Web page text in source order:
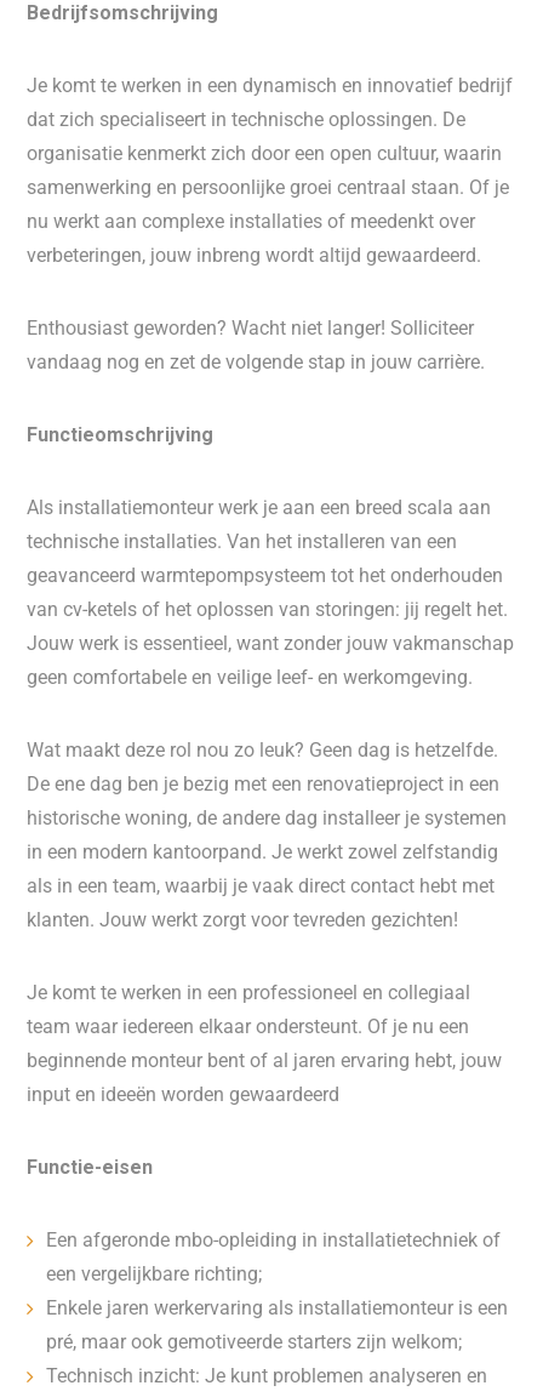
Bedrijfsomschrijving
Je komt te werken in een dynamisch en innovatief bedrijf
dat zich specialiseert in technische oplossingen. De
organisatie kenmerkt zich door een open cultuur, waarin
samenwerking en persoonlijke groei centraal staan. Of je
nu werkt aan complexe installaties of meedenkt over
verbeteringen, jouw inbreng wordt altijd gewaardeerd.
Enthousiast geworden? Wacht niet langer! Solliciteer
vandaag nog en zet de volgende stap in jouw carrière.
Functieomschrijving
Als installatiemonteur werk je aan een breed scala aan
technische installaties. Van het installeren van een
geavanceerd warmtepompsysteem tot het onderhouden
van cv-ketels of het oplossen van storingen: jij regelt het.
Jouw werk is essentieel, want zonder jouw vakmanschap
geen comfortabele en veilige leef- en werkomgeving.
Wat maakt deze rol nou zo leuk? Geen dag is hetzelfde.
De ene dag ben je bezig met een renovatieproject in een
historische woning, de andere dag installeer je systemen
in een modern kantoorpand. Je werkt zowel zelfstandig
als in een team, waarbij je vaak direct contact hebt met
klanten. Jouw werkt zorgt voor tevreden gezichten!
Je komt te werken in een professioneel en collegiaal
team waar iedereen elkaar ondersteunt. Of je nu een
beginnende monteur bent of al jaren ervaring hebt, jouw
input en ideeën worden gewaardeerd
Functie-eisen
Een afgeronde mbo-opleiding in installatietechniek of
een vergelijkbare richting;
Enkele jaren werkervaring als installatiemonteur is een
pré, maar ook gemotiveerde starters zijn welkom;
Technisch inzicht: Je kunt problemen analyseren en